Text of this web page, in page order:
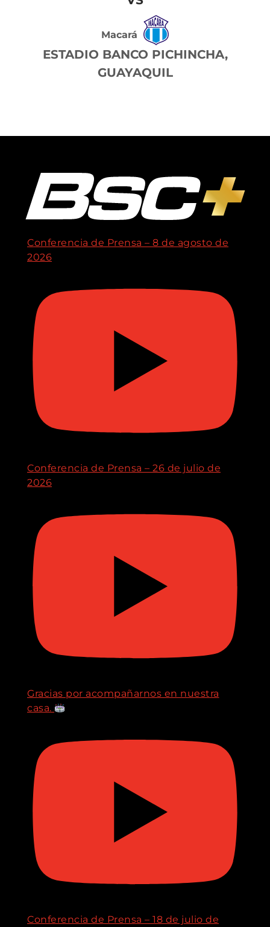
Macará
ESTADIO BANCO PICHINCHA,
GUAYAQUIL
Conferencia de Prensa – 8 de agosto de
2026
Conferencia de Prensa – 26 de julio de
2026
Gracias por acompañarnos en nuestra
casa.
Conferencia de Prensa – 18 de julio de